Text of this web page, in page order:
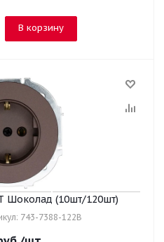
В корзину
Шоколад (10шт/120шт)
743-7388-122B